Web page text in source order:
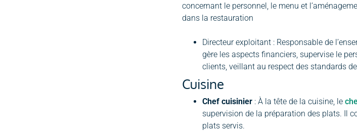
concernant le personnel, le menu et
dans la restauration
Directeur exploitant : Responsable de
gère les aspects financiers, supervise le
clients, veillant au respect des standards
Cuisine
Chef cuisinier : À la tête de la cuisine, le
supervision de la préparation des plats. Il
plats servis.